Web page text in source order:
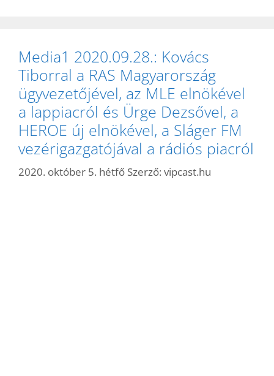
Media1 2020.09.28.: Kovács
Tiborral a RAS Magyarország
ügyvezetőjével, az MLE elnökével
a lappiacról és Ürge Dezsővel, a
HEROE új elnökével, a Sláger FM
vezérigazgatójával a rádiós piacról
2020. október 5. hétfő Szerző: vipcast.hu